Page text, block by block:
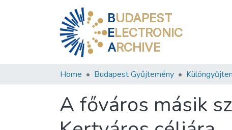
BUDAPEST
ELECTRONIC
ARCHIVE
Home Budapest Gyűjtemény
A főváros másik